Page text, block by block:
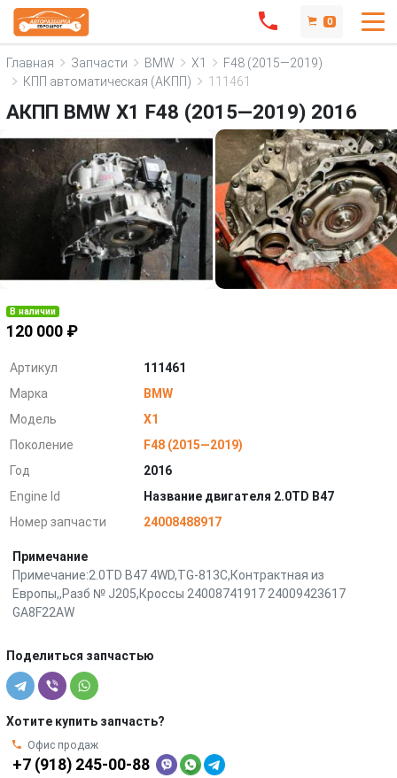
0
Главная Запчасти BMW X1
F48 (2015—2019)
КПП автоматическая (АКПП)
111461
АКПП BMW X1 F48 (2015—2019) 2016
В наличии
120 000 ₽
Артикул
111461
Марка
BMW
Модель
X1
Поколение
F48 (2015—2019)
Год
2016
Engine Id
Название двигателя 2.0TD B47
Номер запчасти
24008488917
Примечание
Примечание:2.0TD B47 4WD,TG-813C,Контрактная из
Европы,,Разб № J205,Кроссы 24008741917 24009423617
GA8F22AW
Поделиться запчастью
Хотите купить запчасть?
Офис продаж
+7 (918) 245-00-88